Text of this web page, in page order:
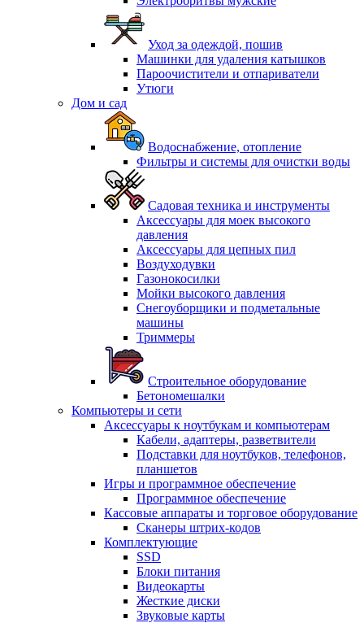
Уход за одеждой, пошив
Машинки для удаления катышков
Пароочистители и отпариватели
Утюги
Дом и сад
Водоснабжение, отопление
Фильтры и системы для очистки воды
Садовая техника и инструменты
Аксессуары для моек высокого
давления
Аксессуары для цепных пил
Воздуходувки
Газонокосилки
Мойки высокого давления
Снегоуборщики и подметальные
машины
Триммеры
Строительное оборудование
Бетономешалки
Компьютеры и сети
Аксессуары к ноутбукам и компьютерам
Кабели, адаптеры, разветвители
Подставки для ноутбуков, телефонов,
планшетов
Игры и программное обеспечение
Программное обеспечение
Кассовые аппараты и торговое оборудование
Сканеры штрих-кодов
Комплектующие
SSD
Блоки питания
Видеокарты
Жесткие диски
Звуковые карты